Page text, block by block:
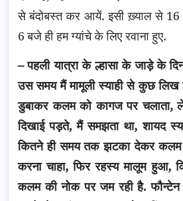
से बंदोबस्त कर आयें. इसी ख़्याल से
6 बजे ही हम ग्यांचे के लिए रवाना हुए.
– पहली यात्रा के ल्हासा के जाड़े के
उस समय मैं मामूली स्याही से कुछ लिख
डुबाकर कलम को कागज पर चलाता,
दिखाई पड़ते, मैं समझता था, शायद
कितने ही समय तक झटका देकर
करना चाहा, फिर रहस्य मालूम हुआ,
कलम की नोक पर जम रही है.